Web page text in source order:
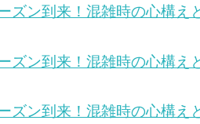
ズン到来！混雑時の心構え
ズン到来！混雑時の心構え
ズン到来！混雑時の心構え